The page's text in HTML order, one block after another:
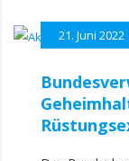
21. Juni 2022